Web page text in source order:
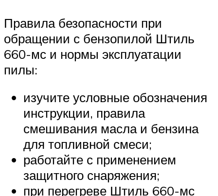
Правила безопасности при
обращении с бензопилой Штиль
660-мс и нормы эксплуатации
пилы:
изучите условные обозначения
инструкции, правила
смешивания масла и бензина
для топливной смеси;
работайте с применением
защитного снаряжения;
при перегреве Штиль 660-мс